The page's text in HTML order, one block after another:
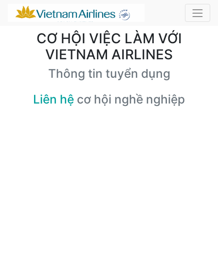
CƠ HỘI VIỆC LÀM VỚI
VIETNAM AIRLINES
Thông tin tuyển dụng
Liên hệ cơ hội nghề nghiệp